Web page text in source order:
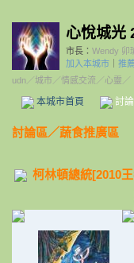
心悅城光
市長： Wendy 卯
加入本城市
推
udn／城市 ／情感交流 ／心靈 ／
本城市首頁 討
討論區／蔬食推廣區
柯林頓總統[2010